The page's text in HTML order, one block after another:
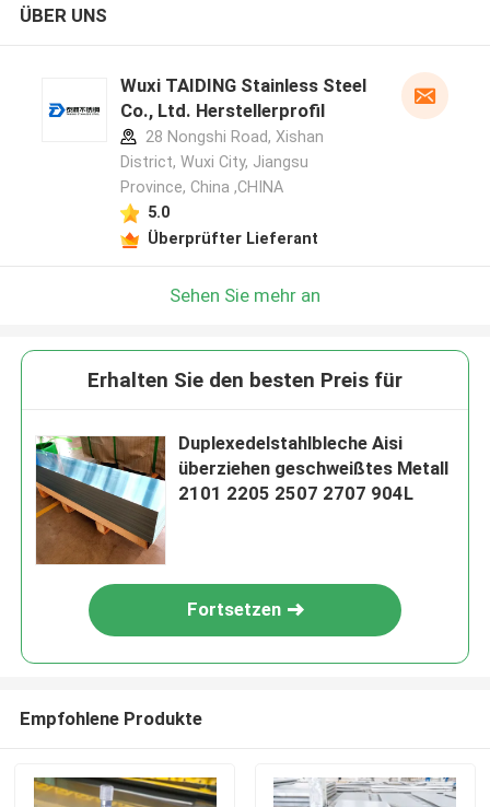
ÜBER UNS
Wuxi TAIDING Stainless Steel
Co., Ltd. Herstellerprofil
28 Nongshi Road, Xishan
District, Wuxi City, Jiangsu
Province, China ,CHINA
5.0
Überprüfter Lieferant
Sehen Sie mehr an
Erhalten Sie den besten Preis für
Duplexedelstahlbleche Aisi
überziehen geschweißtes Metall
2101 2205 2507 2707 904L
Fortsetzen
Empfohlene Produkte